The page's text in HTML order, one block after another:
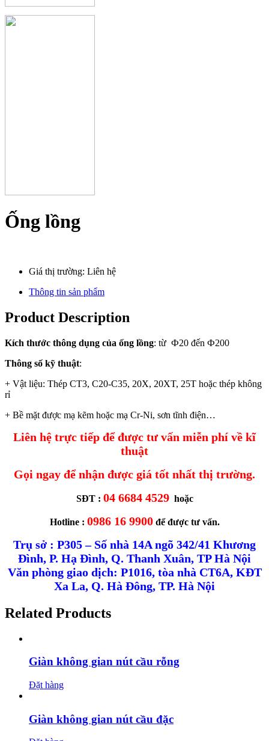
Ống lồng
Giá thị trường: Liên hệ
Thông tin sản phẩm
Product Description
Kích thước thông dụng của ống lồng: từ Ф20 đến Ф200
Thông số kỹ thuật:
+ Vật liệu: Thép CT3, C20-C35, 20X, 20XT, 25T hoặc thép không
rỉ
+ Bề mặt được mạ kẽm hoặc mạ Cr-Ni, sơn tĩnh điện…
Liên hệ trực tiếp để được tư vấn miễn phí về kĩ
thuật
Gọi ngay để nhận được giá tốt nhất thị trường.
SĐT : 04 6684 4529hoặc
Hotline : 0986 16 9900để được tư vấn.
Trụ sở : P305 – Số nhà 14A ngõ 342/41 Khương
Đình, P. Hạ Đình, Q. Thanh Xuân, TP Hà Nội
Văn phòng giao dịch: P1016, tòa nhà CT6A, KĐT
Xa La, Q. Hà Đông, TP. Hà Nội
Related Products
Giàn không gian nút cầu rỗng
Đặt hàng
Giàn không gian nút cầu đặc